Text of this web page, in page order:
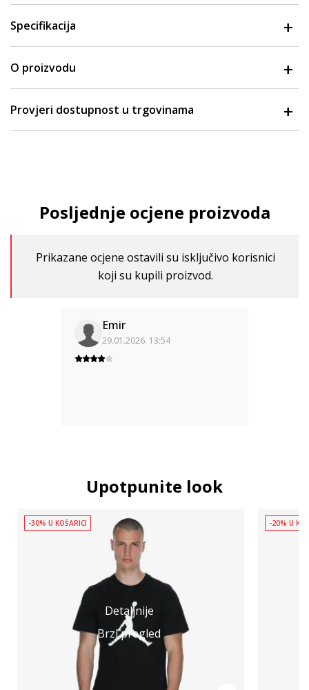
Specifikacija
O proizvodu
Provjeri dostupnost u trgovinama
Posljednje ocjene proizvoda
Prikazane ocjene ostavili su isključivo korisnici
koji su kupili proizvod.
Emir
29.01.2026. 13:54
Upotpunite look
Detaljnije
Brzi pregled
-30% U KOŠARICI -20% U